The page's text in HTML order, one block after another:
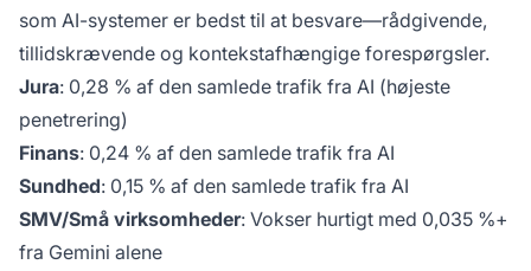
som AI-systemer er bedst til at besvare—rådgivende,
tillidskrævende og kontekstafhængige forespørgsler.
Jura: 0,28 % af den samlede trafik fra AI (højeste
penetrering)
Finans: 0,24 % af den samlede trafik fra AI
Sundhed: 0,15 % af den samlede trafik fra AI
SMV/Små virksomheder: Vokser hurtigt med 0,035 %+
fra Gemini alene